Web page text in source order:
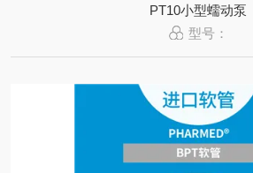
PT10小型蠕动泵
型号：